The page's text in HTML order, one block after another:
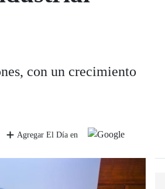
con un crecimiento
Agregar El Día en